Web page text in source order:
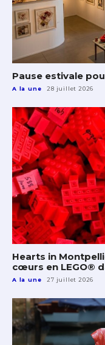
Pause estivale
A la une 28 juillet 2026
Hearts in
cœurs en LEGO®
A la une 27 juillet 2026